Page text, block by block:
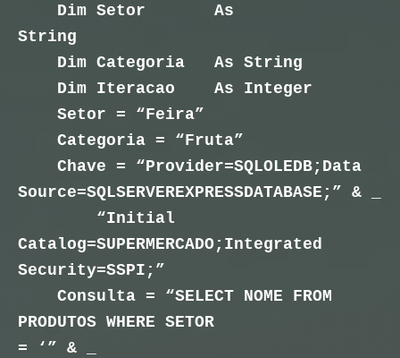
Dim Setor As
String
Dim Categoria As String
Dim Iteracao As Integer
Setor = “Feira”
Categoria = “Fruta”
Chave = “Provider=SQLOLEDB;Data
Source=SQLSERVEREXPRESSDATABASE;” & _
“Initial
Catalog=SUPERMERCADO;Integrated
Security=SSPI;”
Consulta = “SELECT NOME FROM
PRODUTOS WHERE SETOR
= ‘” & _